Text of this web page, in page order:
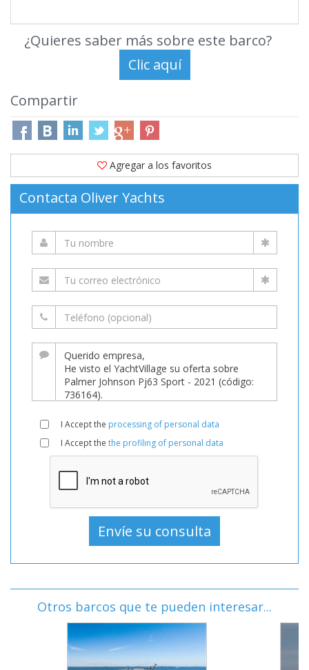
¿Quieres saber más sobre este barco?
Compartir
Agregar a los favoritos
Contacta Oliver Yachts
I Accept the processing of personal data
I Accept the the profiling of personal data
Otros barcos que te pueden interesar...